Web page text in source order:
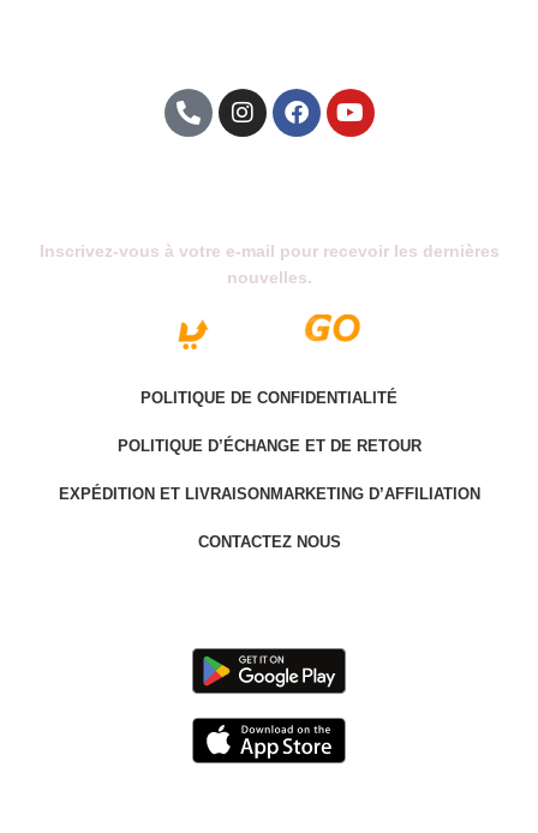
Inscrivez-vous à votre e-mail pour recevoir les dernières
nouvelles.
POLITIQUE DE CONFIDENTIALITÉ
POLITIQUE D’ÉCHANGE ET DE RETOUR
EXPÉDITION ET LIVRAISON MARKETING D’AFFILIATION
CONTACTEZ NOUS